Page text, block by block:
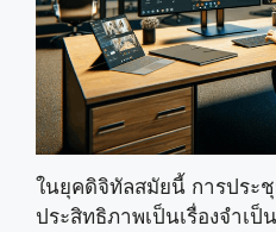
ในยุคดิจิทัลสมัยนี้ การประ
ประสิทธิภาพเป็นเรื่องจำเ